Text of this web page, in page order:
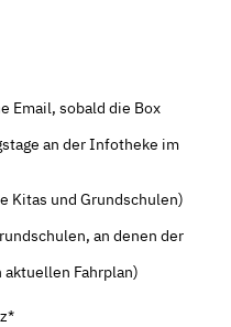
Email, sobald die Box
an der Infotheke im
Kitas und Grundschulen)
an denen der
Fahrplan)
*